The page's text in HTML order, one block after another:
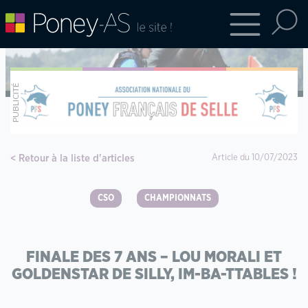
Retour à la liste d'articles Article du 10/07/2023
CSO CHAMPIONNATS
FINALE DES 7 ANS – LOU MORALI ET
GOLDENSTAR DE SILLY, IM-BA-TTABLES !